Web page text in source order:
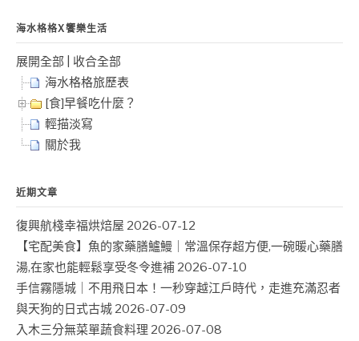
海水格格X饗樂生活
展開全部
收合全部
海水格格旅歷表
[食]早餐吃什麼？
輕描淡寫
關於我
近期文章
復興航棧幸福烘焙屋 2026-07-12
【宅配美食】魚的家藥膳鱸鰻｜常溫保存超方便,一碗暖心藥膳
湯,在家也能輕鬆享受冬令進補 2026-07-10
手信霧隱城｜不用飛日本！一秒穿越江戶時代，走進充滿忍者
與天狗的日式古城 2026-07-09
入木三分無菜單蔬食料理 2026-07-08